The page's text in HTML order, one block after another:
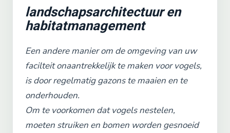
landschapsarchitectuur en
habitatmanagement
Een andere manier om de omgeving van uw
facilteit onaantrekkelijk te maken voor vogels,
is door regelmatig gazons te maaien en te
onderhouden.
Om te voorkomen dat vogels nestelen,
moeten struiken en bomen worden gesnoeid